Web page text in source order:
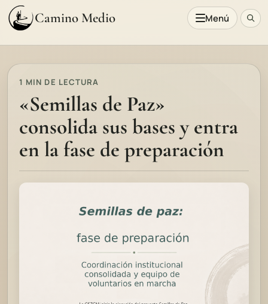
Camino Medio Menú
1 MIN DE LECTURA
«Semillas de Paz»
consolida sus bases y entra
en la fase de preparación